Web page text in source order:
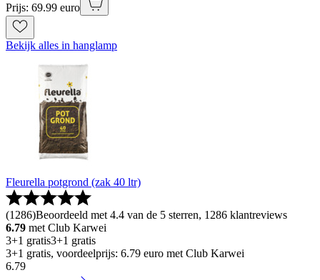
Prijs: 69.99 euro
Bekijk alles in hanglamp
Fleurella potgrond (zak 40 ltr)
(1286)Beoordeeld met 4.4 van de 5 sterren, 1286 klantreviews
6.79 met Club Karwei
3+1 gratis3+1 gratis
3+1 gratis, voordeelprijs: 6.79 euro met Club Karwei
6.79